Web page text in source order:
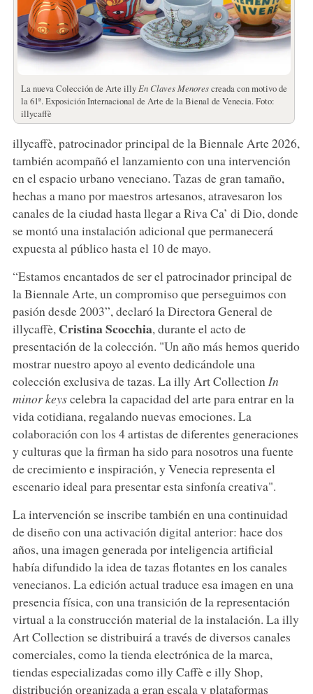
La nueva Colección de Arte illy En Claves Menorescreada con motivo de
la 61ª. Exposición Internacional de Arte de la Bienal de Venecia. Foto:
illycaffè
illycaffè, patrocinador principal de la Biennale Arte 2026,
también acompañó el lanzamiento con una intervención
en el espacio urbano veneciano. Tazas de gran tamaño,
hechas a mano por maestros artesanos, atravesaron los
canales de la ciudad hasta llegar a Riva Ca’ di Dio, donde
se montó una instalación adicional que permanecerá
expuesta al público hasta el 10 de mayo.
“Estamos encantados de ser el patrocinador principal de
la Biennale Arte, un compromiso que perseguimos con
pasión desde 2003”, declaró la Directora General de
illycaffè, CristinaScocchia, durante el acto de
presentación de la colección. "Un año más hemos querido
mostrar nuestro apoyo al evento dedicándole una
colección exclusiva de tazas. La illy Art CollectionIn
minor keyscelebra la capacidad del arte para entrar en la
vida cotidiana, regalando nuevas emociones. La
colaboración con los 4 artistas de diferentes generaciones
y culturas que la firman ha sido para nosotros una fuente
de crecimiento e inspiración, y Venecia representa el
escenario ideal para presentar esta sinfonía creativa".
La intervención se inscribe también en una continuidad
de diseño con una activación digital anterior: hace dos
años, una imagen generada por inteligencia artificial
había difundido la idea de tazas flotantes en los canales
venecianos. La edición actual traduce esa imagen en una
presencia física, con una transición de la representación
virtual a la construcción material de la instalación. La illy
Art Collection se distribuirá a través de diversos canales
comerciales, como la tienda electrónica de la marca,
tiendas especializadas como illy Caffè e illy Shop,
distribución organizada a gran escala y plataformas